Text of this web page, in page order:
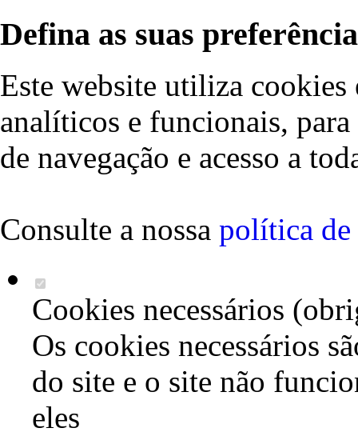
Defina as suas
Este website utiliza cookies
analíticos e funcionais,
de navegação e acesso a
Consulte a nossa política de
Cookies necessários
Os cookies necessários
do site e o site não
eles